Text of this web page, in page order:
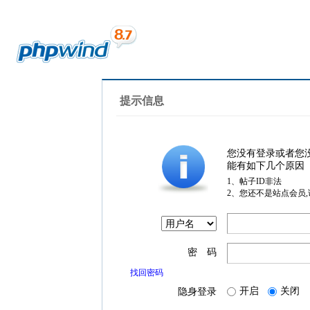
提示信息
您没有登录或者您
能有如下几个原因
1、帖子ID非法
2、您还不是站点会员
密 码
找回密码
隐身登录 开启 关闭